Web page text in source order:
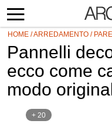
HOME /ARREDAMENTO /
Pannelli
ecco come
modo
+ 20